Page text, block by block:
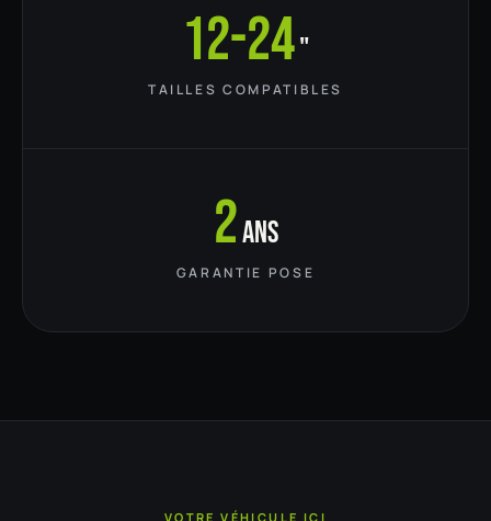
12-24"
TAILLES COMPATIBLES
2ans
GARANTIE POSE
VOTRE VÉHICULE ICI